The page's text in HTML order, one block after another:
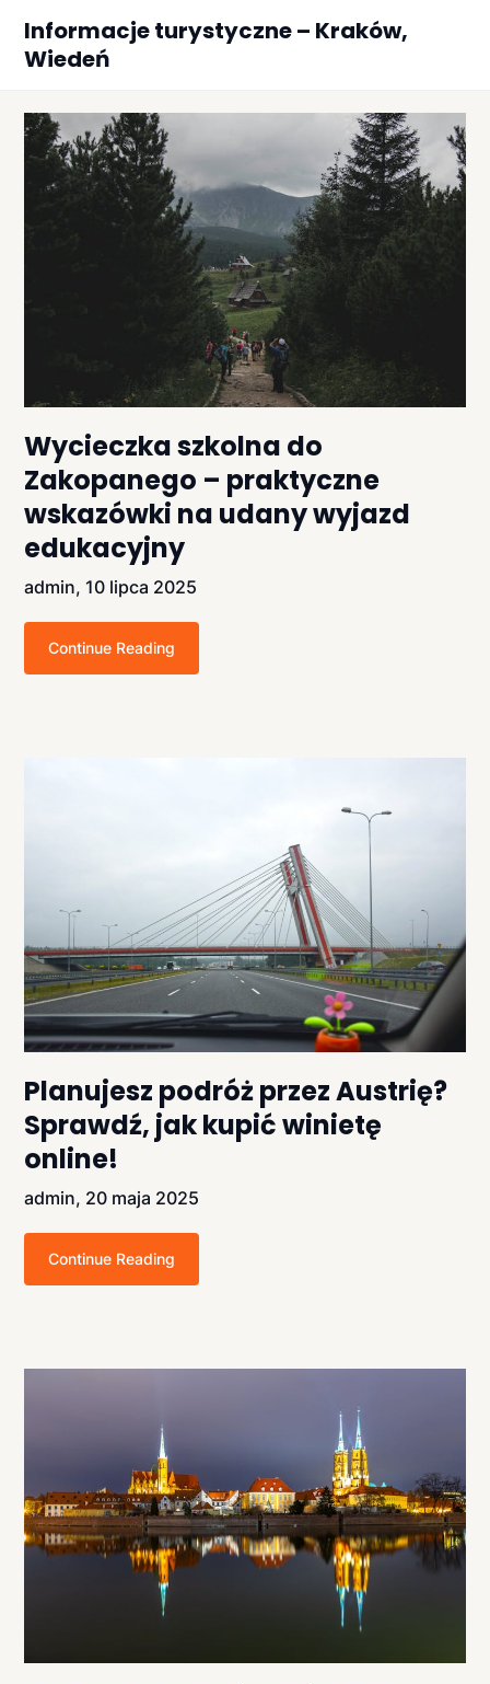
content
Informacje turystyczne – Kraków,
Wiedeń
Wycieczka szkolna do
Zakopanego – praktyczne
wskazówki na udany wyjazd
edukacyjny
admin, 10 lipca 2025
Continue Reading
Planujesz podróż przez Austrię?
Sprawdź, jak kupić winietę
online!
admin, 20 maja 2025
Continue Reading